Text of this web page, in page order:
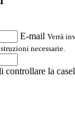
E-mail Verrà
necessarie.
controllare la